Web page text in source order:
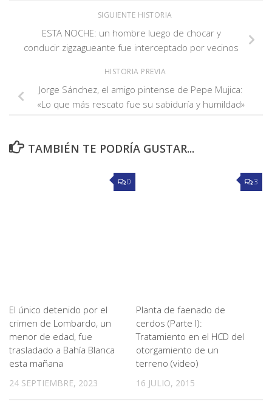
SIGUIENTE HISTORIA
ESTA NOCHE: un hombre luego de chocar y
conducir zigzagueante fue interceptado por vecinos
HISTORIA PREVIA
Jorge Sánchez, el amigo pintense de Pepe Mujica:
«Lo que más rescato fue su sabiduría y humildad»
TAMBIÉN TE PODRÍA GUSTAR...
0
El único detenido por el
crimen de Lombardo, un
menor de edad, fue
trasladado a Bahía Blanca
esta mañana
24 SEPTIEMBRE, 2023
3
Planta de faenado de
cerdos (Parte I):
Tratamiento en el HCD del
otorgamiento de un
terreno (video)
16 JULIO, 2015